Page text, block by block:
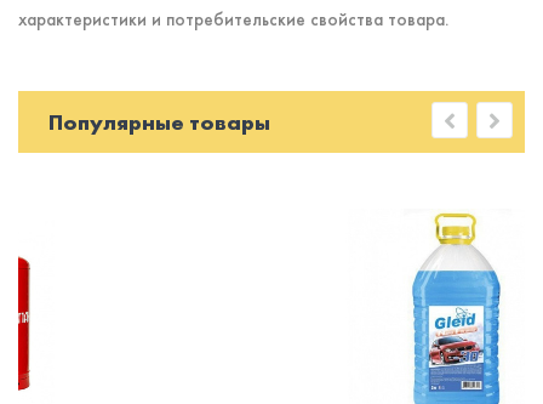
характеристики и потребительские свойства товара.
Популярные товары